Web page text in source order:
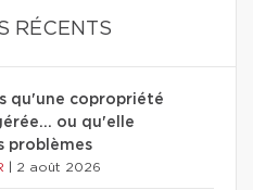
RÉCENTS
qu'une copropriété
ou qu'elle
problèmes
2 août 2026